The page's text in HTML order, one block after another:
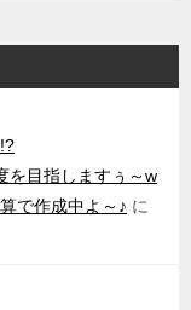
を目指しますぅ～w
で作成中よ～♪ に